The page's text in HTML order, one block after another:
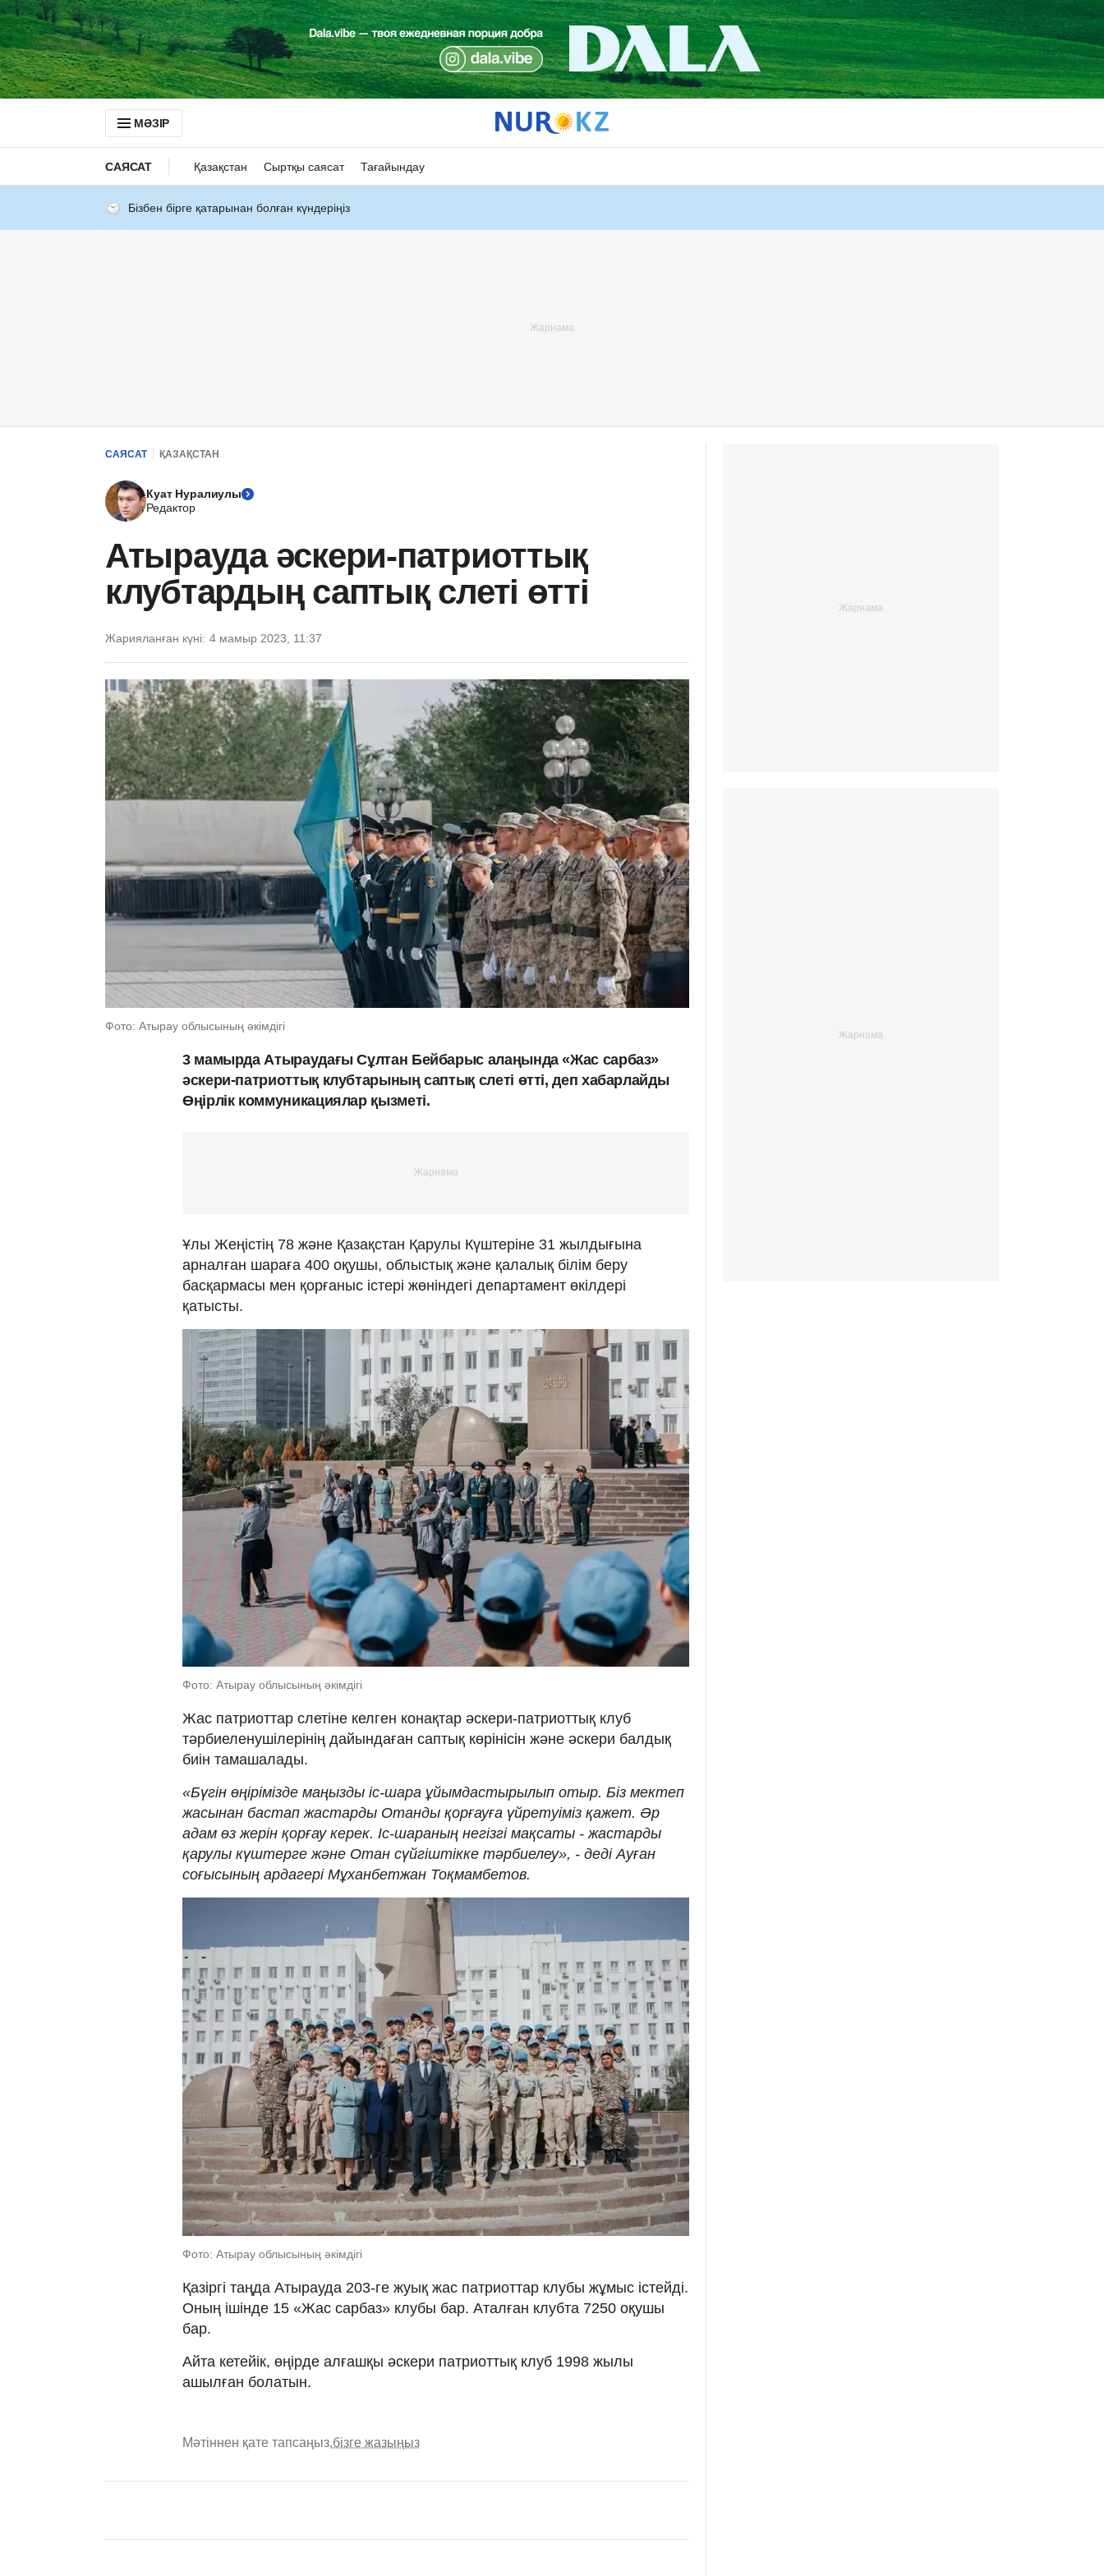
МӘЗІР
САЯСАТ Қазақстан Сыртқы саясат Тағайындау
Бізбен бірге қатарынан болған күндеріңіз
САЯСАТ ҚАЗАҚСТАН
Куат Нуралиулы
Редактор
Атырауда әскери-патриоттық
клубтардың саптық слеті өтті
Жарияланған күні: 4 мамыр 2023, 11:37
Фото: Атырау облысының әкімдігі
3 мамырда Атыраудағы Сұлтан Бейбарыс алаңында «Жас сарбаз»
әскери-патриоттық клубтарының саптық слеті өтті, деп хабарлайды
Өңірлік коммуникациялар қызметі.
Ұлы Жеңістің 78 және Қазақстан Қарулы Күштеріне 31 жылдығына
арналған шараға 400 оқушы, облыстық және қалалық білім беру
басқармасы мен қорғаныс істері жөніндегі департамент өкілдері
қатысты.
Фото: Атырау облысының әкімдігі
Жас патриоттар слетіне келген конақтар әскери-патриоттық клуб
тәрбиеленушілерінің дайындаған саптық көрінісін және әскери балдық
биін тамашалады.
«Бүгін өңірімізде маңызды іс-шара ұйымдастырылып отыр. Біз мектеп
жасынан бастап жастарды Отанды қорғауға үйретуіміз қажет. Әр
адам өз жерін қорғау керек. Іс-шараның негізгі мақсаты - жастарды
қарулы күштерге және Отан сүйгіштікке тәрбиелеу», - деді Ауған
соғысының ардагері Мұханбетжан Тоқмамбетов.
Фото: Атырау облысының әкімдігі
Қазіргі таңда Атырауда 203-ге жуық жас патриоттар клубы жұмыс істейді.
Оның ішінде 15 «Жас сарбаз» клубы бар. Аталған клубта 7250 оқушы
бар.
Айта кетейік, өңірде алғашқы әскери патриоттық клуб 1998 жылы
ашылған болатын.
Мәтіннен қате тапсаңыз,бізге жазыңыз